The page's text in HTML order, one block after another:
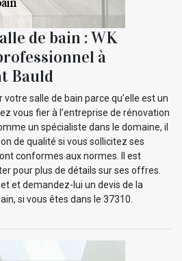
de bain : WK
à
Bauld
salle de bain parce qu’elle est un
vous fier à l’entreprise de rénovation
un spécialiste dans le domaine, il
de qualité si vous sollicitez ses
conformes aux normes. Il est
pour plus de détails sur ses offres.
et demandez-lui un devis de la
si vous êtes dans le 37310.